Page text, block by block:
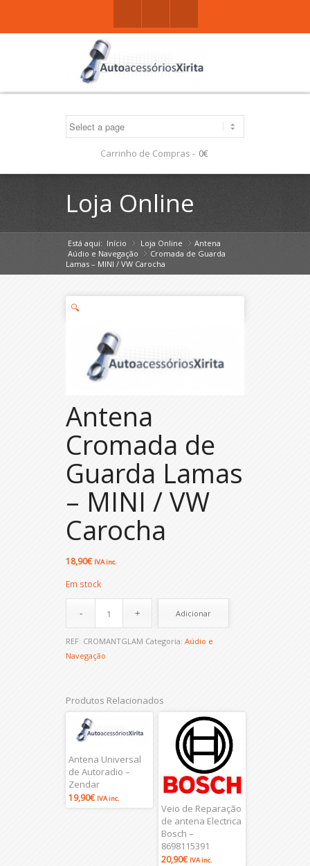
Carrinho de Compras - 0€
Loja Online
Está aqui: Início »
Loja Online
»
Aúdio e Navegação
»
Antena
Cromada de Guarda
Lamas – MINI / VW Carocha
🔍
Antena
Cromada de
Guarda Lamas
– MINI / VW
Carocha
18,90€ IVA inc.
Em stock
Adicionar
REF: CROMANTGLAM Categoria: Aúdio e
Navegação
Produtos Relacionados
Antena Universal
de Autoradio –
Zendar
19,90€ IVA inc.
Veio de Reparação
de antena Electrica
Bosch –
8698115391
20,90€ IVA inc.